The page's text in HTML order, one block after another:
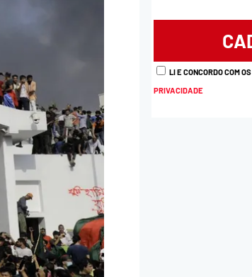
LI E CONCORDO COM OS
PRIVACIDADE